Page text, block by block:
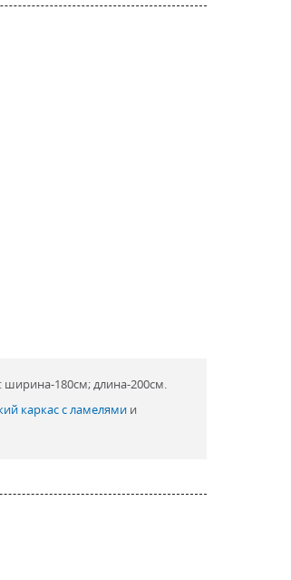
180см; длина-200см.
каркас с ламелямии